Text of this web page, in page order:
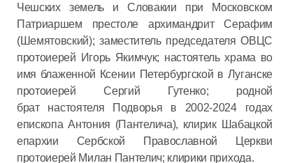
Чешских земель и Словакии при Московском
Патриаршем престоле архимандрит Серафим
(Шемятовский); заместитель председателя ОВЦС
протоиерей Игорь Якимчук; настоятель храма во
имя блаженной Ксении Петербургской в Луганске
протоиерей Сергий Гутенко; родной
брат настоятеля Подворья в 2002-2024 годах
епископа Антония (Пантелича), клирик Шабацкой
епархии Сербской Православной Церкви
протоиерей Милан Пантелич; клирики прихода.